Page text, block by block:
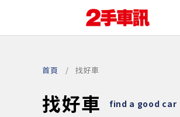
首頁 找好車
找好車 find a good car